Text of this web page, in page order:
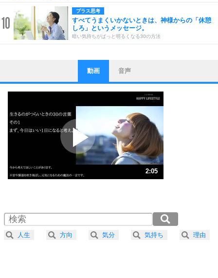
10
プラス思考
すべてうまくいかないときは、神様からの「休憩
しろ」というメッセージ。
暗い気持ちがぱっと明るくなる30の方法
1
ストレス対策
他人と比べない。
いっそのこと、他人を見ない。
いらいらしない人になる30の方法
ポジティブになれない原因は、行動しないから。
ポジティブ思考になる30の方法
ストレス対策
人生、なんとかなるもの。
気楽に生きる30の方法
4 器の大きい人は、怒りを優しさで表現する。
プラス思考
動画 音声
2:05
2.0倍速 （245KB 1分2秒）
2.5倍速 （197KB 50秒）
3.0倍速 （164KB 41秒）
人生 方向 気分 気持ち 理由